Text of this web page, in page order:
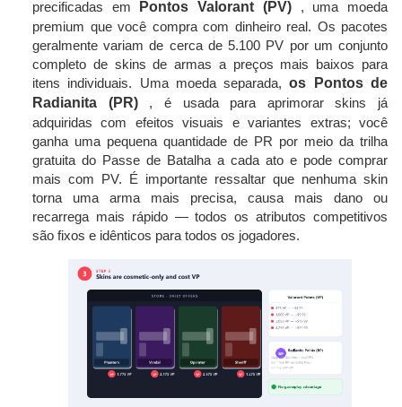
precificadas em Pontos Valorant (PV), uma moeda
premium que você compra com dinheiro real. Os pacotes
geralmente variam de cerca de 5.100 PV por um conjunto
completo de skins de armas a preços mais baixos para
itens individuais. Uma moeda separada,os Pontos de
Radianita (PR), é usada para aprimorar skins já
adquiridas com efeitos visuais e variantes extras; você
ganha uma pequena quantidade de PR por meio da trilha
gratuita do Passe de Batalha a cada ato e pode comprar
mais com PV. É importante ressaltar que nenhuma skin
torna uma arma mais precisa, causa mais dano ou
recarrega mais rápido — todos os atributos competitivos
são fixos e idênticos para todos os jogadores.